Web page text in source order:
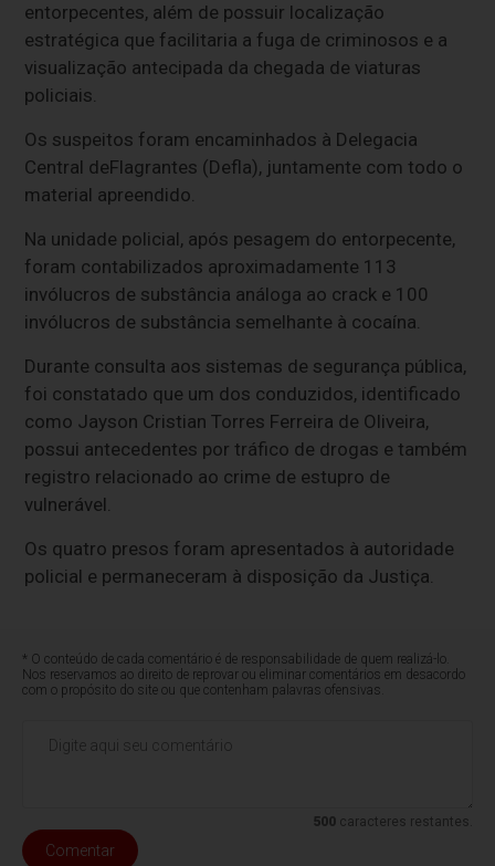
entorpecentes, além de possuir localização
estratégica que facilitaria a fuga de criminosos e a
visualização antecipada da chegada de viaturas
policiais.
Os suspeitos foram encaminhados à Delegacia
Central deFlagrantes (Defla), juntamente com todo o
material apreendido.
Na unidade policial, após pesagem do entorpecente,
foram contabilizados aproximadamente 113
invólucros de substância análoga ao crack e 100
invólucros de substância semelhante à cocaína.
Durante consulta aos sistemas de segurança pública,
foi constatado que um dos conduzidos, identificado
como Jayson Cristian Torres Ferreira de Oliveira,
possui antecedentes por tráfico de drogas e também
registro relacionado ao crime de estupro de
vulnerável.
Os quatro presos foram apresentados à autoridade
policial e permaneceram à disposição da Justiça.
* O conteúdo de cada comentário é de responsabilidade de quem realizá-lo.
Nos reservamos ao direito de reprovar ou eliminar comentários em desacordo
com o propósito do site ou que contenham palavras ofensivas.
500caracteres restantes.
Comentar